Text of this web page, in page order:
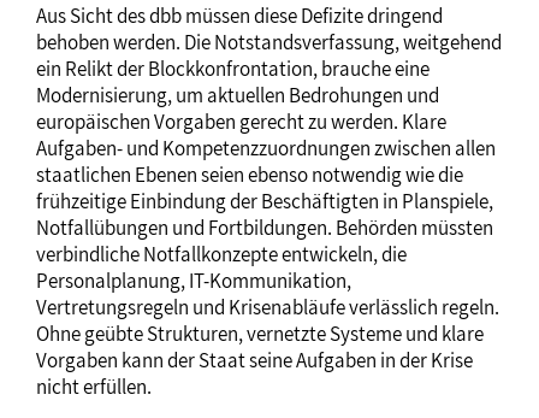
Aus Sicht des dbb müssen diese Defizite dringend
behoben werden. Die Notstandsverfassung, weitgehend
ein Relikt der Blockkonfrontation, brauche eine
Modernisierung, um aktuellen Bedrohungen und
europäischen Vorgaben gerecht zu werden. Klare
Aufgaben- und Kompetenzzuordnungen zwischen allen
staatlichen Ebenen seien ebenso notwendig wie die
frühzeitige Einbindung der Beschäftigten in Planspiele,
Notfallübungen und Fortbildungen. Behörden müssten
verbindliche Notfallkonzepte entwickeln, die
Personalplanung, IT-Kommunikation,
Vertretungsregeln und Krisenabläufe verlässlich regeln.
Ohne geübte Strukturen, vernetzte Systeme und klare
Vorgaben kann der Staat seine Aufgaben in der Krise
nicht erfüllen.